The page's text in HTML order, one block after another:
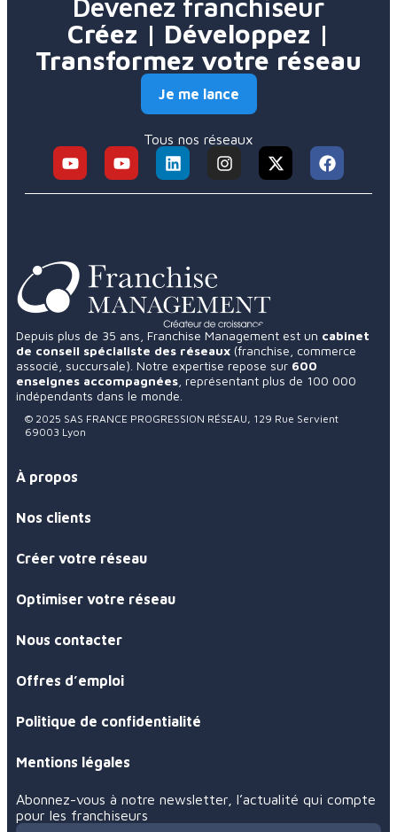
Devenez franchiseur
Créez | Développez |
Transformez votre réseau
Je me lance
Tous nos réseaux
Depuis plus de 35 ans, Franchise Management est un cabinet
de conseil spécialiste des réseaux (franchise, commerce
associé, succursale). Notre expertise repose sur 600
enseignes accompagnées , représentant plus de 100 000
indépendants dans le monde.
© 2025 SAS FRANCE PROGRESSION RÉSEAU, 129 Rue Servient
69003 Lyon
À propos
Nos clients
Créer votre réseau
Optimiser votre réseau
Nous contacter
Offres d’emploi
Politique de confidentialité
Mentions légales
Abonnez-vous à notre newsletter, l’actualité qui compte
pour les franchiseurs